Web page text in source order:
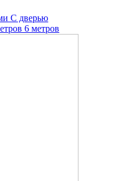
C дверью
6 метров